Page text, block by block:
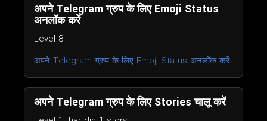
अपने Telegram ग्रुप के लिए Emoji Status
अनलॉक करें
Level 8
अपने Telegram ग्रुप के लिए Emoji Status अनलॉक करें
अपने Telegram ग्रुप के लिए Stories चालू करें